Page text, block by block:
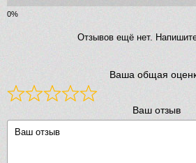
Отзывов ещё нет.
Ваша общая
Ваш отзыв